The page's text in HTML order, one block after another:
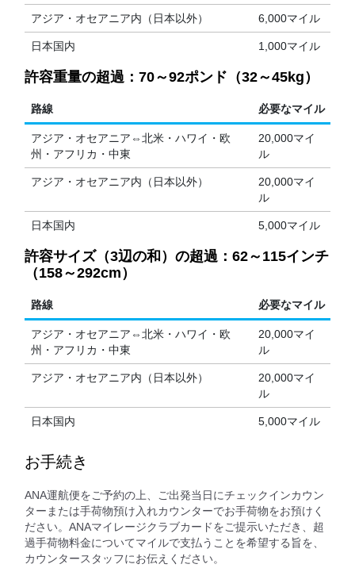
アジア・オセアニア内（日本以外） 6,000マイル
日本国内 1,000マイル
許容重量の超過：70～92ポンド（32～45kg）
路線 必要なマイル
アジア・オセアニア⇔北米・ハワイ・欧
州・アフリカ・中東
20,000マイ
ル
アジア・オセアニア内（日本以外）
20,000マイ
ル
日本国内 5,000マイル
許容サイズ（3辺の和）の超過：62～115インチ
（158～292cm）
路線 必要なマイル
アジア・オセアニア⇔北米・ハワイ・欧
州・アフリカ・中東
20,000マイ
ル
アジア・オセアニア内（日本以外）
20,000マイ
ル
日本国内 5,000マイル
お手続き
ANA運航便をご予約の上、ご出発当日にチェックインカウン
ターまたは手荷物預け入れカウンターでお手荷物をお預けく
ださい。ANAマイレージクラブカードをご提示いただき、超
過手荷物料金についてマイルで支払うことを希望する旨を、
カウンタースタッフにお伝えください。